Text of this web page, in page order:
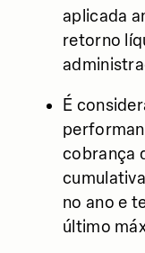
aplicada
retorno
É
cobrança
no ano e
último